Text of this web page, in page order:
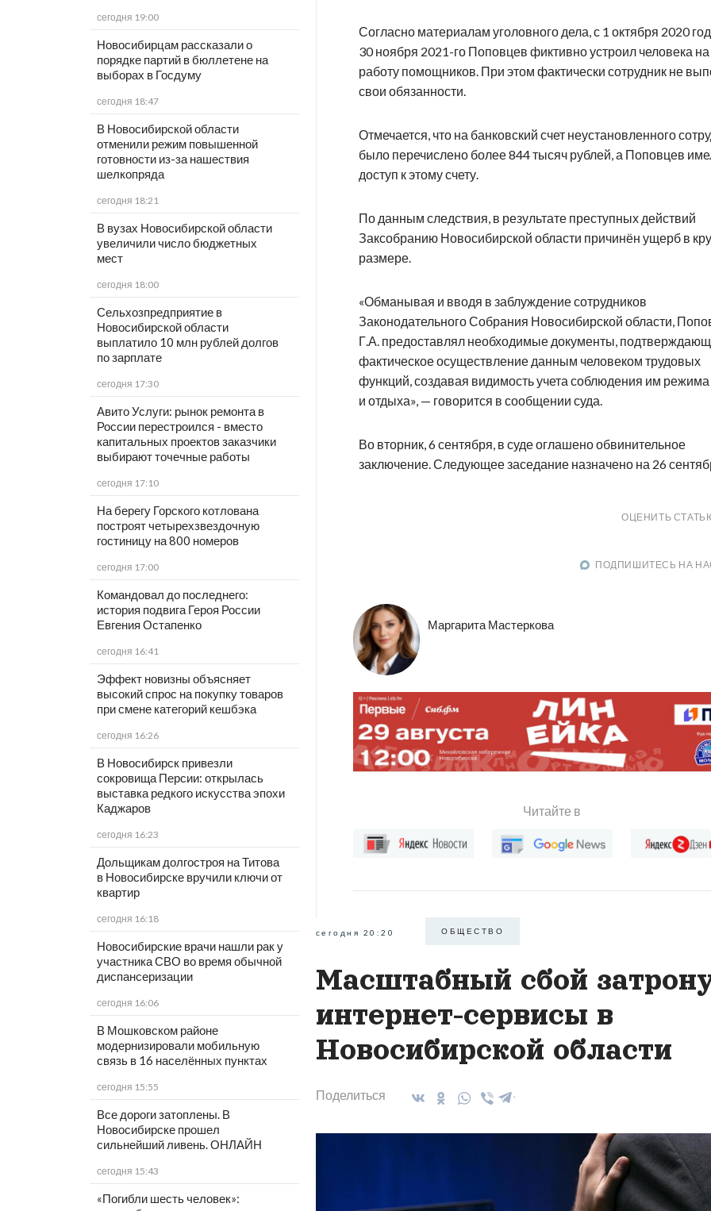
сегодня 19:00
Новосибирцам рассказали о
порядке партий в бюллетене на
выборах в Госдуму
сегодня 18:47
В Новосибирской области
отменили режим повышенной
готовности из-за нашествия
шелкопряда
сегодня 18:21
В вузах Новосибирской области
увеличили число бюджетных
мест
сегодня 18:00
Сельхозпредприятие в
Новосибирской области
выплатило 10 млн рублей долгов
по зарплате
сегодня 17:30
Авито Услуги: рынок ремонта в
России перестроился - вместо
капитальных проектов заказчики
выбирают точечные работы
сегодня 17:10
На берегу Горского котлована
построят четырехзвездочную
гостиницу на 800 номеров
сегодня 17:00
Командовал до последнего:
история подвига Героя России
Евгения Остапенко
сегодня 16:41
Эффект новизны объясняет
высокий спрос на покупку товаров
при смене категорий кешбэка
сегодня 16:26
В Новосибирск привезли
сокровища Персии: открылась
выставка редкого искусства эпохи
Каджаров
сегодня 16:23
Дольщикам долгостроя на Титова
в Новосибирске вручили ключи от
квартир
сегодня 16:18
Новосибирские врачи нашли рак у
участника СВО во время обычной
диспансеризации
сегодня 16:06
В Мошковском районе
модернизировали мобильную
связь в 16 населённых пунктах
сегодня 15:55
Все дороги затоплены. В
Новосибирске прошел
сильнейший ливень. ОНЛАЙН
сегодня 15:43
«Погибли шесть человек»:
Согласно материалам уголовного дела, с 1 октября 2020
30 ноября 2021-го Поповцев фиктивно устроил человека на
работу помощников. При этом фактически сотрудник не
свои обязанности.
Отмечается, что на банковский счет неустановленного
было перечислено более 844 тысяч рублей, а Поповцев
доступ к этому счету.
По данным следствия, в результате преступных действий
Заксобранию Новосибирской области причинён ущерб в
размере.
«Обманывая и вводя в заблуждение сотрудников
Законодательного Собрания Новосибирской области,
Г.А. предоставлял необходимые документы,
фактическое осуществление данным человеком трудовых
функций, создавая видимость учета соблюдения им режима
и отдыха», — говорится в сообщении суда.
Во вторник, 6 сентября, в суде оглашено обвинительное
заключение. Следующее заседание назначено на 26
ОЦЕНИТЬ
ПОДПИШИТЕСЬ НА
Маргарита Мастеркова
Читайте в
сегодня 20:20 ОБЩЕСТВО
Масштабный сбой
интернет-сервисы в
Новосибирской области
Поделиться